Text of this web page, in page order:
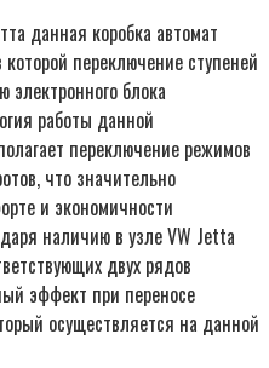
данная коробка автомат
переключение ступеней
блока
работы данной
переключение режимов
что значительно
и экономичности
наличию в узле VW Jetta
двух рядов
эффект при переносе
осуществляется на данной